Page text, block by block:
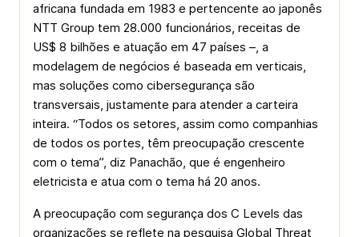
africana fundada em 1983 e pertencente ao japonês
NTT Group tem 28.000 funcionários, receitas de
US$ 8 bilhões e atuação em 47 países –, a
modelagem de negócios é baseada em verticais,
mas soluções como cibersegurança são
transversais, justamente para atender a carteira
inteira. “Todos os setores, assim como companhias
de todos os portes, têm preocupação crescente
com o tema”, diz Panachão, que é engenheiro
eletricista e atua com o tema há 20 anos.
A preocupação com segurança dos C Levels das
organizações se reflete na pesquisa Global Threat